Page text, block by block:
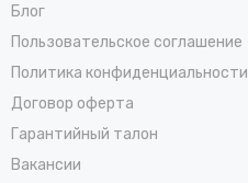
Блог
Пользовательское соглашение
Политика конфиденциальности
Договор оферта
Гарантийный талон
Вакансии